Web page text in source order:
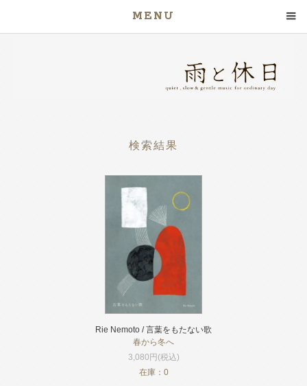
MENU
検索結果
Rie Nemoto / 言葉をもたない歌
春から冬へ
3,080円(税込)
在庫：0